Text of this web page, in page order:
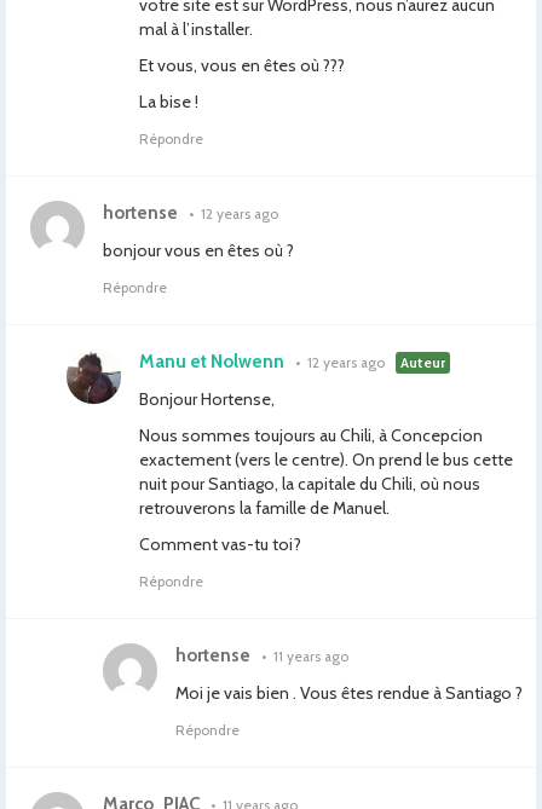
votre site est sur WordPress, nous n’aurez aucun
mal à l’installer.
Et vous, vous en êtes où ???
La bise !
Répondre
hortense • 12 years ago
bonjour vous en êtes où ?
Répondre
Manu et Nolwenn • 12 years ago Auteur
Bonjour Hortense,
Nous sommes toujours au Chili, à Concepcion
exactement (vers le centre). On prend le bus cette
nuit pour Santiago, la capitale du Chili, où nous
retrouverons la famille de Manuel.
Comment vas-tu toi?
Répondre
hortense • 11 years ago
Moi je vais bien . Vous êtes rendue à Santiago ?
Répondre
Marco_PIAC • 11 years ago